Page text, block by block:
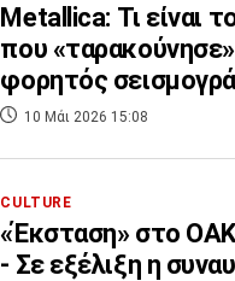
Metallica: Τι είναι
που
φορητός
10 Μάι 2026 15:08
CULTURE
«Έκσταση» στο
- Σε εξέλιξη η